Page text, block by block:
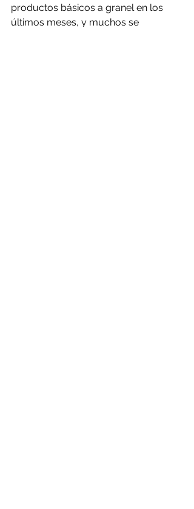
productos básicos a granel en los
últimos meses, y muchos se